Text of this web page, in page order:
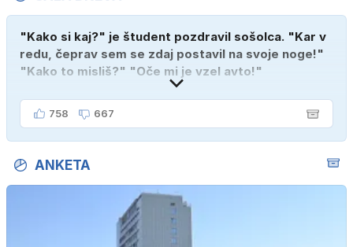
"Kako si kaj?" je študent pozdravil sošolca. "Kar v
redu, čeprav sem se zdaj postavil na svoje noge!"
"Kako to misliš?" "Oče mi je vzel avto!"
758 667
ANKETA